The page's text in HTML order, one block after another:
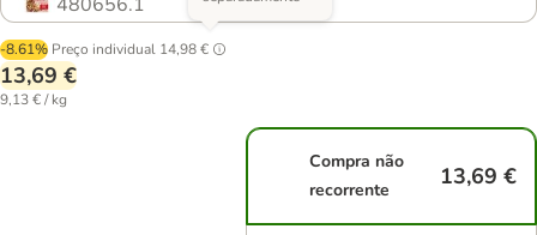
-8.61% Preço individual 14,98 €
13,69 €
9,13 € / kg
Compra não
recorrente
13,69 €